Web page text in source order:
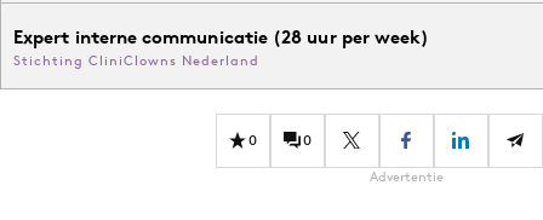
Expert interne communicatie (28 uur per week)
Stichting CliniClowns Nederland
0 0
Advertentie